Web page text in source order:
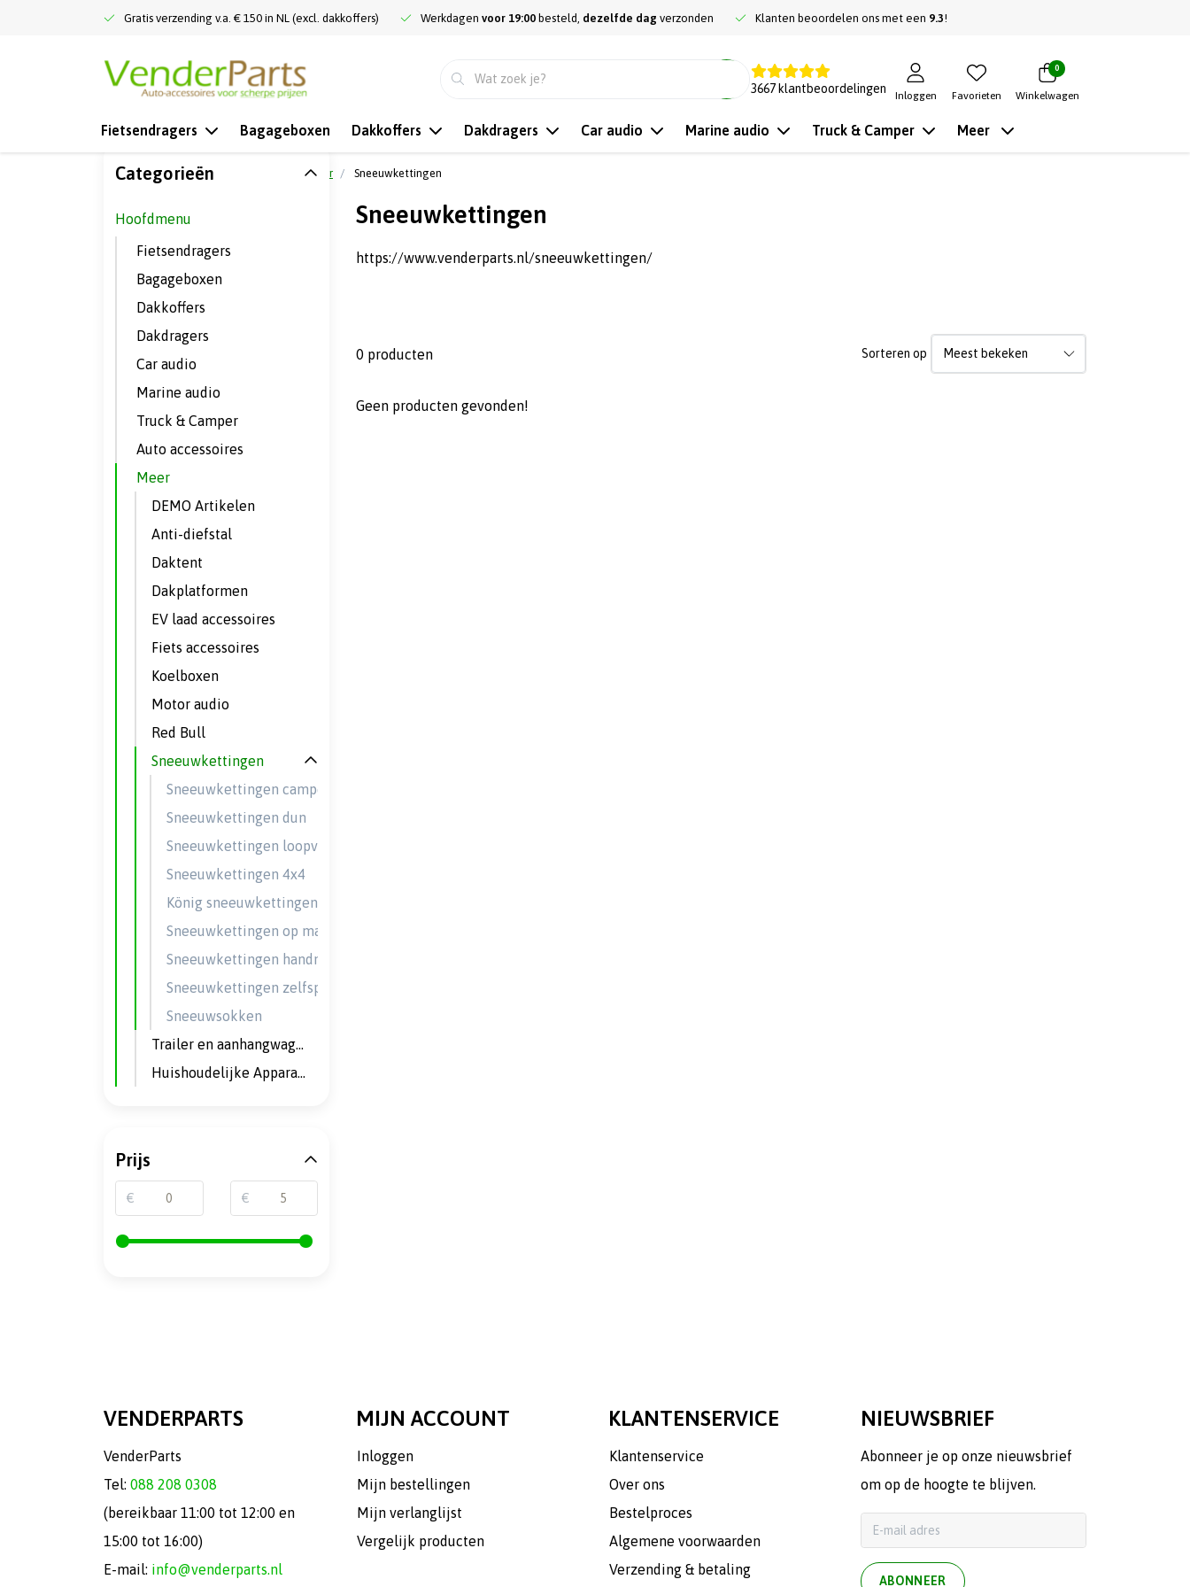
Gratis verzending v.a. € 150 in NL (excl. dakkoffers) Werkdagen voor 19:00 besteld, dezelfde dag verzonden Klanten beoordelen ons met een 9.3!
3667 klantbeoordelingen
Inloggen Favorieten
0
Winkelwagen
Fietsendragers Bagageboxen Dakkoffers Dakdragers Car audio Marine audio Truck & Camper Meer
Terug naar home Meer Sneeuwkettingen
Sneeuwkettingen
https://www.venderparts.nl/sneeuwkettingen/
0 producten Sorteren op
Geen producten gevonden!
Categorieën
Hoofdmenu
Fietsendragers
Bagageboxen
Dakkoffers
Dakdragers
Car audio
Marine audio
Truck & Camper
Auto accessoires
Meer
DEMO Artikelen
Anti-diefstal
Daktent
Dakplatformen
EV laad accessoires
Fiets accessoires
Koelboxen
Motor audio
Red Bull
Sneeuwkettingen
Sneeuwkettingen camper
Sneeuwkettingen dun
Sneeuwkettingen loopvlak
Sneeuwkettingen 4x4
König sneeuwkettingen
Sneeuwkettingen op maat
Sneeuwkettingen handmatig
Sneeuwkettingen zelfspannend
Sneeuwsokken
Trailer en aanhangwagen onderdelen
Huishoudelijke Apparaten & Comfort
Prijs
€ €
VENDERPARTS
VenderParts
Tel: 088 208 0308
(bereikbaar 11:00 tot 12:00 en
15:00 tot 16:00)
E-mail: info@venderparts.nl
MIJN ACCOUNT
Inloggen
Mijn bestellingen
Mijn verlanglijst
Vergelijk producten
KLANTENSERVICE
Klantenservice
Over ons
Bestelproces
Algemene voorwaarden
Verzending & betaling
NIEUWSBRIEF
Abonneer je op onze nieuwsbrief
om op de hoogte te blijven.
ABONNEER